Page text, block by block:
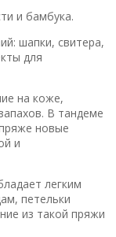
и бамбука.
шапки, свитера,
для
на коже,
В тандеме
новые
и
легким
петельки
из такой пряжи